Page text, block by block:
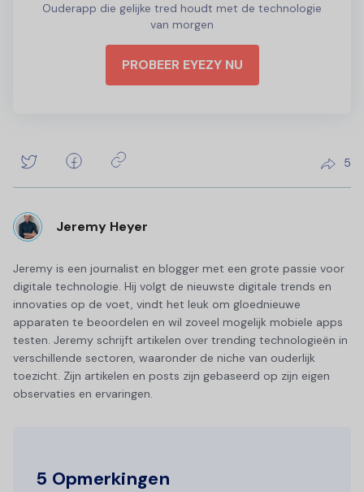
Ouderapp die gelijke tred houdt met de technologie
van morgen
PROBEER EYEZY NU
5
Jeremy Heyer
Jeremy is een journalist en blogger met een grote passie voor
digitale technologie. Hij volgt de nieuwste digitale trends en
innovaties op de voet, vindt het leuk om gloednieuwe
apparaten te beoordelen en wil zoveel mogelijk mobiele apps
testen. Jeremy schrijft artikelen over trending technologieën in
verschillende sectoren, waaronder de niche van ouderlijk
toezicht. Zijn artikelen en posts zijn gebaseerd op zijn eigen
observaties en ervaringen.
5 Opmerkingen